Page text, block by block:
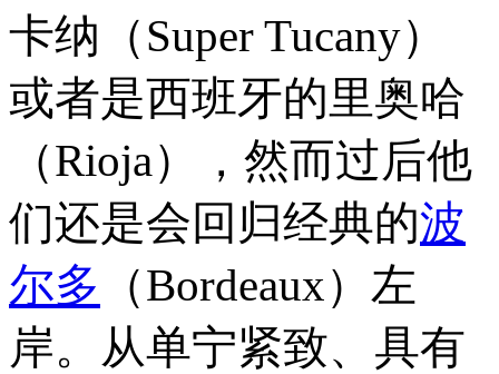
卡纳（Super Tucany）
或者是西班牙的里奥哈
（Rioja），然而过后他
们还是会回归经典的波
尔多 （Bordeaux）左
岸。从单宁紧致、具有